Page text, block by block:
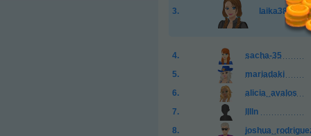
laika38
sacha-35
mariadaki
alicia_avalos
lllln